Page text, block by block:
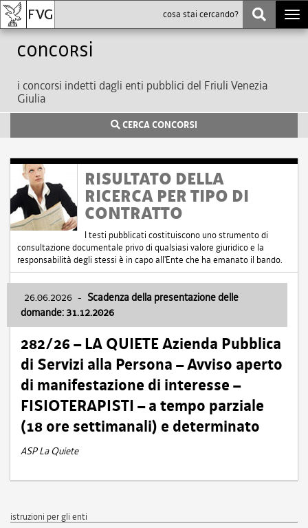
Concorsi
i concorsi indetti dagli enti pubblici del Friuli Venezia
Giulia
CERCA CONCORSI
RISULTATO DELLA
RICERCA PER TIPO DI
CONTRATTO
I testi pubblicati costituiscono uno strumento di
consultazione documentale privo di qualsiasi valore giuridico e la
responsabilità degli stessi è in capo all'Ente che ha emanato il bando.
26.06.2026 - Scadenza della presentazione delle
domande: 31.12.2026
282/26 – LA QUIETE Azienda Pubblica
di Servizi alla Persona – Avviso aperto
di manifestazione di interesse –
FISIOTERAPISTI – a tempo parziale
(18 ore settimanali) e determinato
ASP La Quiete
istruzioni per gli enti